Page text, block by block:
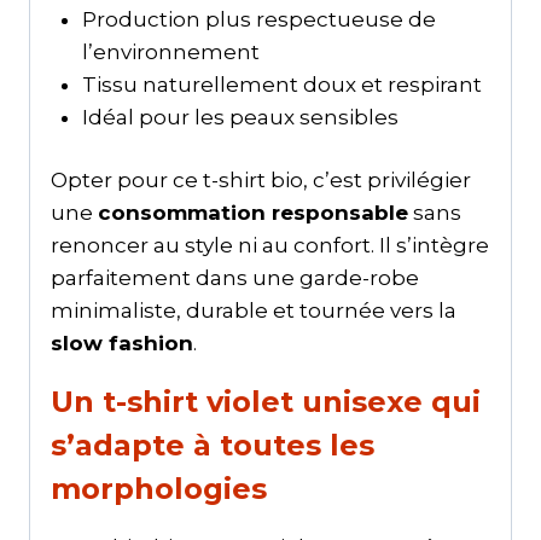
Production plus respectueuse de
l’environnement
Tissu naturellement doux et respirant
Idéal pour les peaux sensibles
Opter pour ce t-shirt bio, c’est privilégier
une consommation responsable sans
renoncer au style ni au confort. Il s’intègre
parfaitement dans une garde-robe
minimaliste, durable et tournée vers la
slow fashion.
Un t-shirt violet unisexe qui
s’adapte à toutes les
morphologies